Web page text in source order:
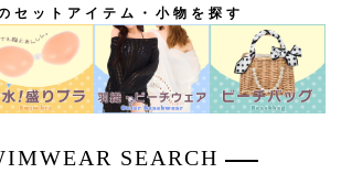
セットアイテム・小物を探す
SEARCH